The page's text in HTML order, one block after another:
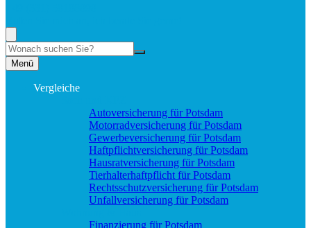
Suche
Menü
Vergleiche
Autoversicherung für Potsdam
Motorradversicherung für Potsdam
Gewerbeversicherung für Potsdam
Haftpflichtversicherung für Potsdam
Hausratversicherung für Potsdam
Tierhalterhaftpflicht für Potsdam
Rechtsschutzversicherung für Potsdam
Unfallversicherung für Potsdam
Finanzierung für Potsdam